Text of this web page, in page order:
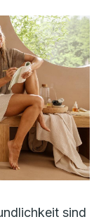
sind